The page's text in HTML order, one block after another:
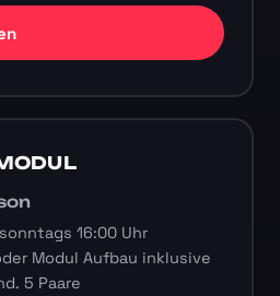
16:00 Uhr
Modul Aufbau inklusive
5 Paare